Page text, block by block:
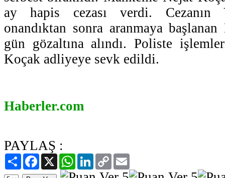
ay hapis cezası verdi. Cezanın
onandıktan sonra aranmaya
gün gözaltına alındı. Poliste
Koçak adliyeye sevk edildi.
Haberler.com
PAYLAŞ :
PaylaşFacebook
X WhatsAppLinkedIn
Copy
Link